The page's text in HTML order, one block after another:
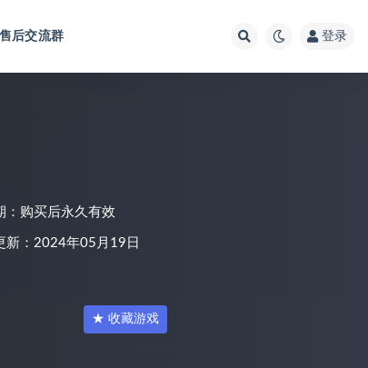
后交流群 登录
：购买后永久有效
新：2024年05月19日
★ 收藏游戏